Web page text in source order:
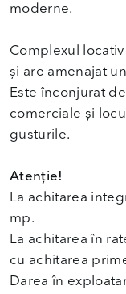
moderne.
Complexul
și are amenajat
Este înconjurat
comerciale și
gusturile.
Atenție!
La achitarea
mp.
La achitarea în
cu achitarea
Darea în